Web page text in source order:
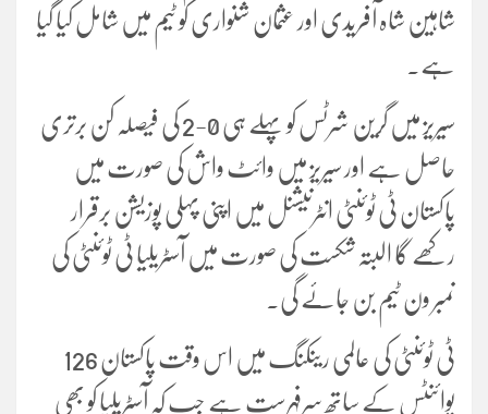
شاہین شاہ آفریدی اور عثمان شنواری کو ٹیم میں شامل کیا گیا
ہے۔
سیریز میں گرین شرٹس کو پہلے ہی 0-2 کی فیصلہ کن برتری
حاصل ہے اور سیریز میں وائٹ واش کی صورت میں
پاکستان ٹی ٹوئنٹی انٹرنیشنل میں اپنی پہلی پوزیشن برقرار
رکھے گا البتہ شکست کی صورت میں آسٹریلیا ٹی ٹوئنٹی کی
نمبر ون ٹیم بن جائے گی۔
ٹی ٹوئنٹی کی عالمی رینکنگ میں اس وقت پاکستان 126
پوائنٹس کے ساتھ سرفہرست ہے جب کہ آسٹریلیا کو بھی